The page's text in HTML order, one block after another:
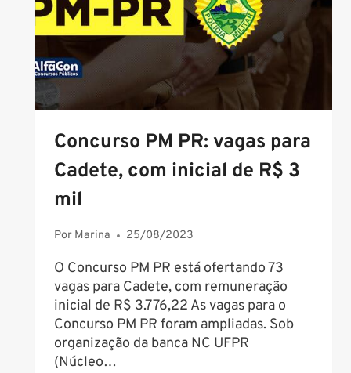
Concurso PM PR: vagas para
Cadete, com inicial de R$ 3
mil
Por Marina 25/08/2023
O Concurso PM PR está ofertando 73
vagas para Cadete, com remuneração
inicial de R$ 3.776,22 As vagas para o
Concurso PM PR foram ampliadas. Sob
organização da banca NC UFPR
(Núcleo…